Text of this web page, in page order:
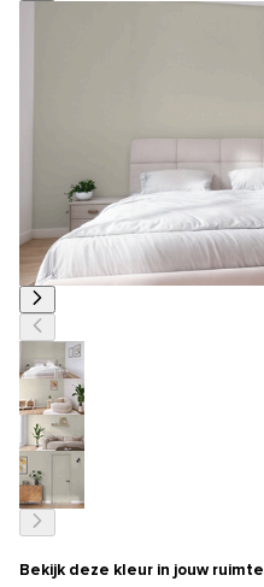
Bekijk deze kleur in jouw ruimte